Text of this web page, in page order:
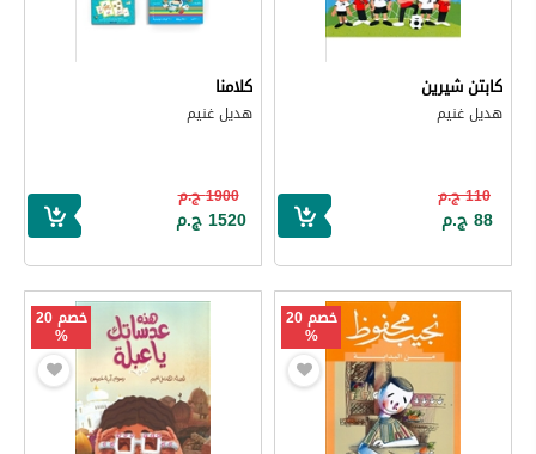
كابتن شيرين
هديل غنيم
110 ج.م
88 ج.م
كلامنا
هديل غنيم
1900 ج.م
1520 ج.م
خصم 20
%
خصم 20
%